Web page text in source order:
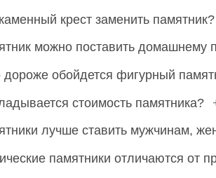
крест заменить памятник?
можно поставить домашнему
дороже обойдется фигурный
стоимость памятника?
лучше ставить мужчинам,
памятники отличаются от